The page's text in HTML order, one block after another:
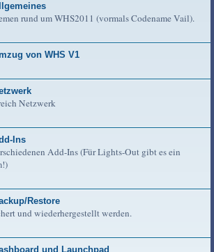
rund um WHS2011 (vormals Codename Vail).
von WHS V1
Netzwerk
Ins
Add-Ins (Für Lights-Out gibt es ein
Restore
und wiederhergestellt werden.
und Launchpad